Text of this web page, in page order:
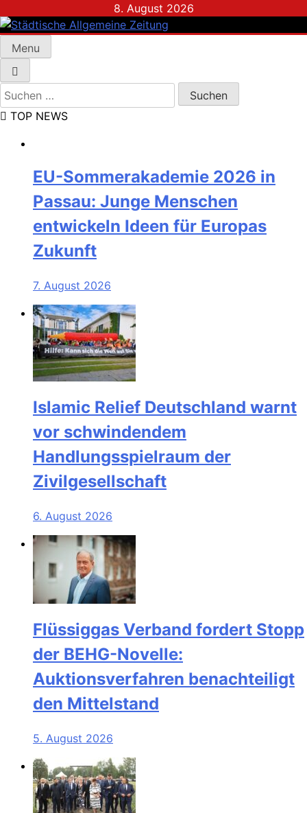
to
content
8. August 2026
Städtische Allgemeine Zeitung
Menu
Suchen
nach:
TOP NEWS
EU-Sommerakademie 2026 in
Passau: Junge Menschen
entwickeln Ideen für Europas
Zukunft
7. August 2026
Islamic Relief Deutschland warnt
vor schwindendem
Handlungsspielraum der
Zivilgesellschaft
6. August 2026
Flüssiggas Verband fordert Stopp
der BEHG-Novelle:
Auktionsverfahren benachteiligt
den Mittelstand
5. August 2026